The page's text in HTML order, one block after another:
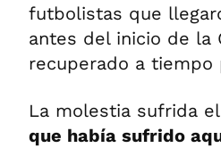
futbolistas que
antes del inicio de la
recuperado a tiempo
La molestia sufrida
que había sufrido